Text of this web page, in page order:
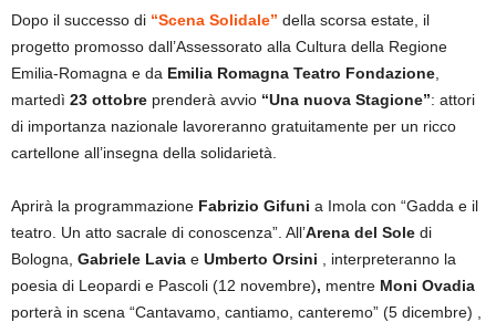
Dopo il successo di “Scena Solidale” della scorsa estate, il
progetto promosso dall’Assessorato alla Cultura della Regione
Emilia-Romagna e da Emilia Romagna Teatro Fondazione
martedì 23 ottobre prenderà avvio “Una nuova Stagione”: attori
di importanza nazionale lavoreranno gratuitamente per un ricco
cartellone all’insegna della solidarietà.
Aprirà la programmazione Fabrizio Gifuni a Imola con “Gadda e il
teatro. Un atto sacrale di conoscenza”. All’Arena del Sole di
Bologna, Gabriele Lavia e Umberto Orsini , interpreteranno la
poesia di Leopardi e Pascoli (12 novembre), mentre Moni Ovadia
porterà in scena “Cantavamo, cantiamo, canteremo” (5 dicembre) ,